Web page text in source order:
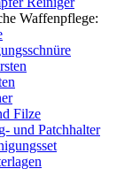
Waffenpflege:
Filze
und Patchhalter